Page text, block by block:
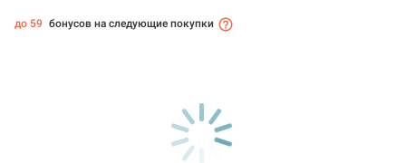
до 59 бонусов на следующие покупки